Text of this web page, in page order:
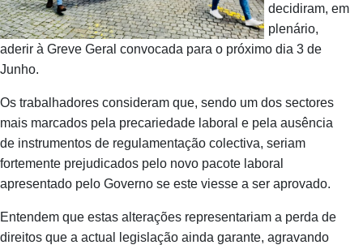
decidiram, em
plenário,
aderir à Greve Geral convocada para o próximo dia 3 de
Junho.
Os trabalhadores consideram que, sendo um dos sectores
mais marcados pela precariedade laboral e pela ausência
de instrumentos de regulamentação colectiva, seriam
fortemente prejudicados pelo novo pacote laboral
apresentado pelo Governo se este viesse a ser aprovado.
Entendem que estas alterações representariam a perda de
direitos que a actual legislação ainda garante, agravando